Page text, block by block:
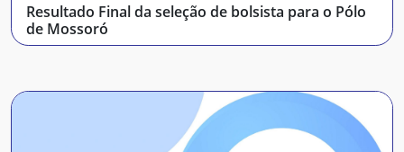
Resultado Final da seleção de bolsista para o Pólo
de Mossoró